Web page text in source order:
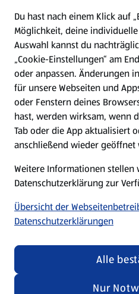
Presse
Hilfe & Kontakt
(öffnet in einem neuen Tab)
Unternehmen
Folge uns hier:
Datenschutz- und
Cookie-Einstellungen
Impressum
Du hast nach einem Klick auf
Möglichkeit, deine
Auswahl kannst du
„Cookie-Einstellungen“ am
oder anpassen. Änderungen
für unsere Webseiten und
oder Fenstern deines
hast, werden wirksam, wenn
Tab oder die App aktualisiert
anschließend wieder geöffnet
Weitere Informationen
Datenschutzerklärung zur
Übersicht der
Datenschutzerklärungen
Nur
Alle